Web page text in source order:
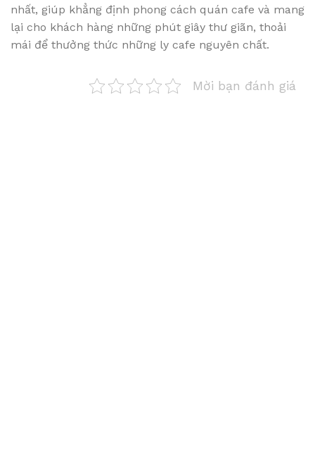
nhất, giúp khẳng định phong cách quán cafe và mang
lại cho khách hàng những phút giây thư giãn, thoải
mái để thưởng thức những ly cafe nguyên chất.
Mời bạn đánh giá